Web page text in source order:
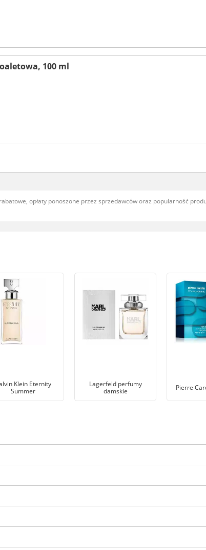
100 ml
opłaty ponoszone przez sprzedawców oraz popularność
Klein Eternity
Summer
Lagerfeld perfumy
damskie
Pierre